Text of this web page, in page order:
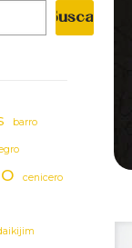
Buscar
barro
cenicero